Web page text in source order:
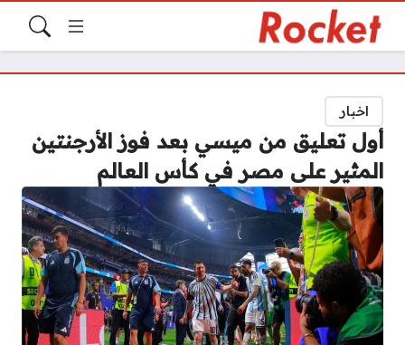
اخبار
أول تعليق من ميسي بعد فوز الأرجنتين
المثير على مصر في كأس العالم